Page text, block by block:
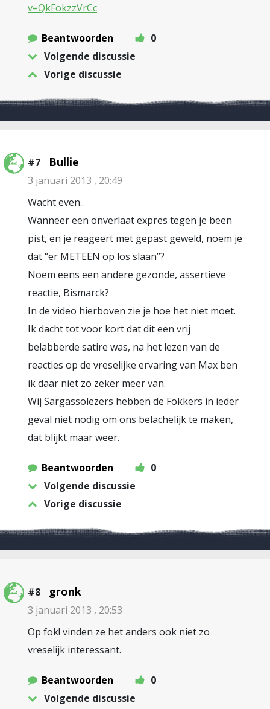
v=QkFokzzVrCc
Beantwoorden
0
Volgende discussie
Vorige discussie
#7 Bullie
3 januari 2013 , 20:49
Wacht even..
Wanneer een onverlaat expres tegen je been
pist, en je reageert met gepast geweld, noem je
dat “er METEEN op los slaan”?
Noem eens een andere gezonde, assertieve
reactie, Bismarck?
In de video hierboven zie je hoe het niet moet.
Ik dacht tot voor kort dat dit een vrij
belabberde satire was, na het lezen van de
reacties op de vreselijke ervaring van Max ben
ik daar niet zo zeker meer van.
Wij Sargassolezers hebben de Fokkers in ieder
geval niet nodig om ons belachelijk te maken,
dat blijkt maar weer.
Beantwoorden
0
Volgende discussie
Vorige discussie
#8 gronk
3 januari 2013 , 20:53
Op fok! vinden ze het anders ook niet zo
vreselijk interessant.
Beantwoorden
0
Volgende discussie